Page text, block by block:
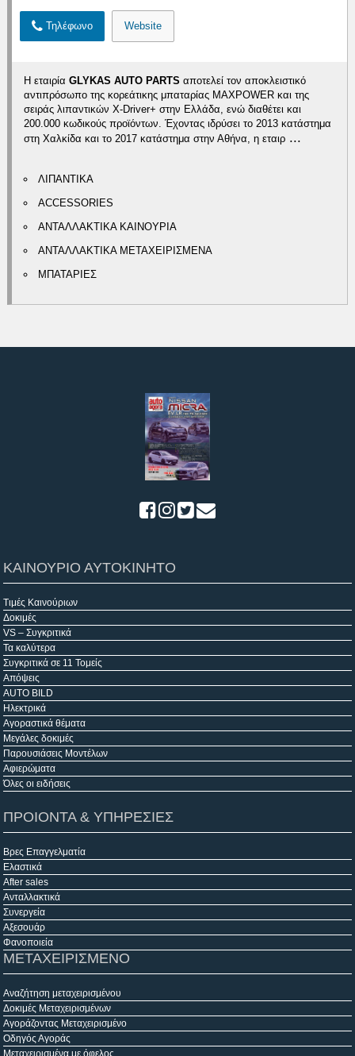
Τηλέφωνο Website
Η εταιρίαGLYKAS AUTO PARTSαποτελεί τον αποκλειστικό
αντιπρόσωπο της κορεάτικης μπαταρίας MAXPOWER και της
σειράς λιπαντικών X-Driver+ στην Ελλάδα, ενώ διαθέτει και
200.000 κωδικούς προϊόντων. Έχοντας ιδρύσει το 2013 κατάστημα
στη Χαλκίδα και το 2017 κατάστημα στην Αθήνα, η εταιρ ...
ΛΙΠΑΝΤΙΚΑ
ACCESSORIES
ΑΝΤΑΛΛΑΚΤΙΚΑ ΚΑΙΝΟΥΡΙΑ
ΑΝΤΑΛΛΑΚΤΙΚΑ ΜΕΤΑΧΕΙΡΙΣΜΕΝΑ
ΜΠΑΤΑΡΙΕΣ
ΚΑΙΝΟΥΡΙΟ ΑΥΤΟΚΙΝΗΤΟ
Τιμές Καινούριων
Δοκιμές
VS – Συγκριτικά
Τα καλύτερα
Συγκριτικά σε 11 Τομείς
Απόψεις
AUTO BILD
Ηλεκτρικά
Αγοραστικά θέματα
Μεγάλες δοκιμές
Παρουσιάσεις Μοντέλων
Αφιερώματα
Όλες οι ειδήσεις
ΠΡΟΙΟΝΤΑ & ΥΠΗΡΕΣΙΕΣ
Βρες Επαγγελματία
Ελαστικά
After sales
Ανταλλακτικά
Συνεργεία
Αξεσουάρ
Φανοποιεία
ΜΕΤΑΧΕΙΡΙΣΜΕΝΟ
Αναζήτηση μεταχειρισμένου
Δοκιμές Μεταχειρισμένων
Αγοράζοντας Μεταχειρισμένο
Οδηγός Αγοράς
Μεταχειρισμένα με όφελος